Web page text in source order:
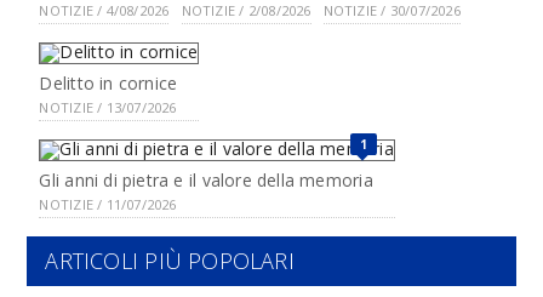
NOTIZIE / 4/08/2026 NOTIZIE / 2/08/2026 NOTIZIE / 30/07/2026
Delitto in cornice
NOTIZIE / 13/07/2026
1
Gli anni di pietra e il valore della memoria
NOTIZIE / 11/07/2026
ARTICOLI PIÙ POPOLARI